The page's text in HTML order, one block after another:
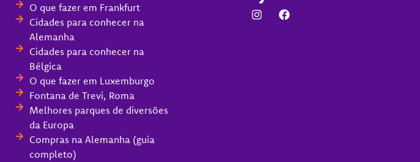
O que fazer em Frankfurt
Cidades para conhecer na
Alemanha
Cidades para conhecer na
Bélgica
O que fazer em Luxemburgo
Fontana de Trevi, Roma
Melhores parques de diversões
da Europa
Compras na Alemanha (guia
completo)